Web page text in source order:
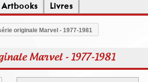
Artbooks Livres
originale Marvel - 1977-1981
Marvel - 1977-1981